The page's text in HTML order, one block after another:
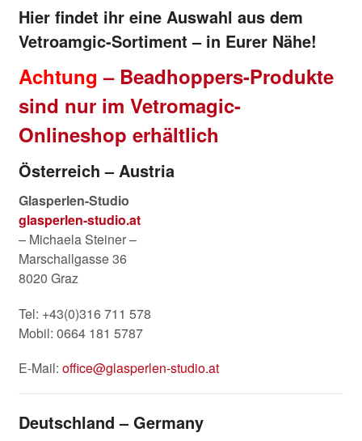
Hier findet ihr eine Auswahl aus dem
Vetroamgic-Sortiment – in Eurer Nähe!
Achtung – Beadhoppers-Produkte
sind nur im Vetromagic-
Onlineshop erhältlich
Österreich – Austria
Glasperlen-Studio
glasperlen-studio.at
– Michaela Steiner –
Marschallgasse 36
8020 Graz
Tel: +43(0)316 711 578
Mobil: 0664 181 5787
E-Mail: office@glasperlen-studio.at
Deutschland – Germany